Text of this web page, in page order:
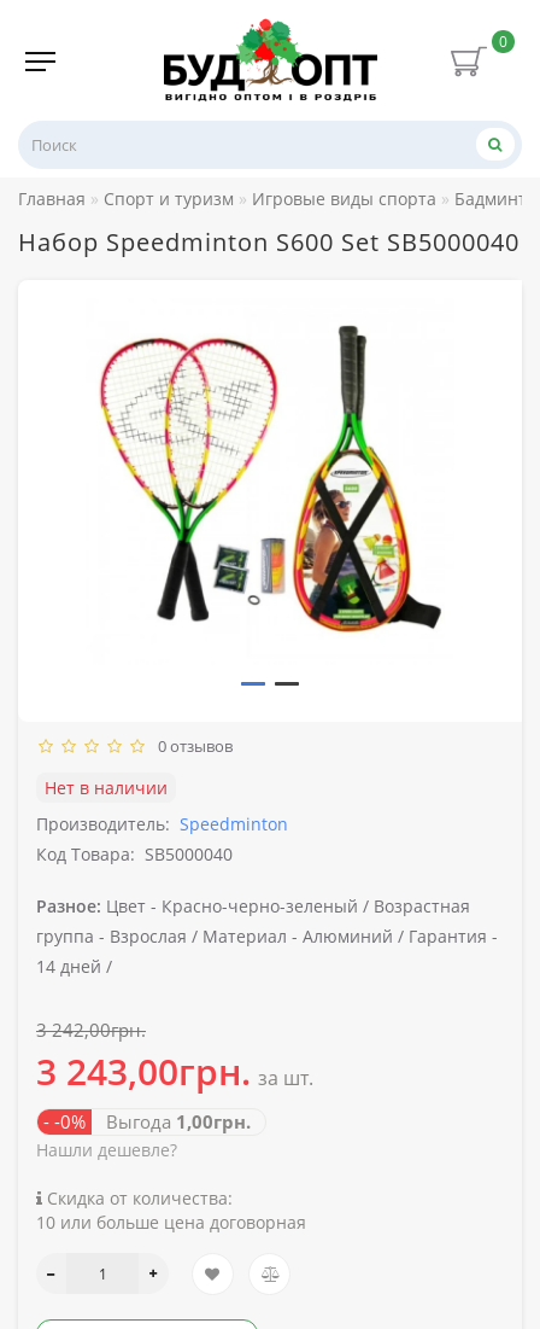
0
Главная Спорт и туризм Игровые виды спорта
Набор Speedminton S600 Set SB5000040
0 отзывов
Нет в наличии
Производитель: Speedminton
Код Товара: SB5000040
Разное: Цвет - Красно-черно-зеленый / Возрастная
группа - Взрослая / Материал - Алюминий / Гарантия -
14 дней /
3 242,00грн.
3 243,00грн. за шт.
- -0% Выгода 1,00грн.
Нашли дешевле?
Скидка от количества:
10 или больше цена договорная